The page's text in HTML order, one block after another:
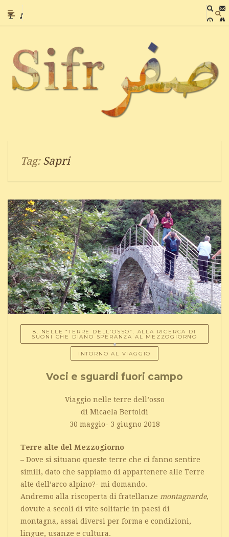
Tag: Sapri
8. NELLE “TERRE DELL’OSSO”. ALLA RICERCA DI
SUONI CHE DIANO SPERANZA AL MEZZOGIORNO
INTORNO AL VIAGGIO
Voci e sguardi fuori campo
Viaggio nelle terre dell’osso
di Micaela Bertoldi
30 maggio- 3 giugno 2018
Terre alte del Mezzogiorno
– Dove si situano queste terre che ci fanno sentire
simili, dato che sappiamo di appartenere alle Terre
alte dell’arco alpino?- mi domando.
Andremo alla riscoperta di fratellanze montagnarde,
dovute a secoli di vite solitarie in paesi di
montagna, assai diversi per forma e condizioni,
lingue, usanze e cultura.